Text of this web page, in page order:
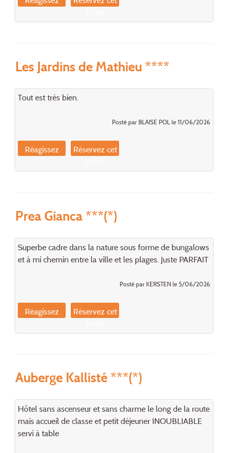
Les Jardins de Mathieu ****
Tout est très bien.
Posté par BLAISE POL le 11/06/2026
Réagissez
Réservez cet
Prea Gianca ***(*)
Superbe cadre dans la nature sous forme de bungalows
et à mi chemin entre la ville et les plages. Juste PARFAIT
Posté par KERSTEN le 5/06/2026
Réagissez
Réservez cet
Auberge Kallisté ***(*)
Hôtel sans ascenseur et sans charme le long de la route
mais accueil de classe et petit déjeuner INOUBLIABLE
servi à table